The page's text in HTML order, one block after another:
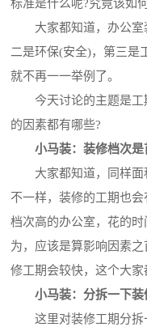
标准是什么呢?究竟该如
大家都知道，办公室
二是环保(安全)，第三是
就不再一一举例了。
今天讨论的主题是工
的因素都有哪些?
小马装：装修档次是
大家都知道，同样面
不一样，装修的工期也
档次高的办公室，花的
为，应该是算影响因素
修工期会较快，这个大家
小马装：分拆一下装
这里对装修工期分拆